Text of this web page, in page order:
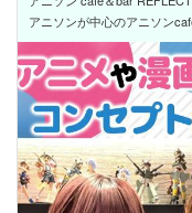
アニソンが中心のアニソン